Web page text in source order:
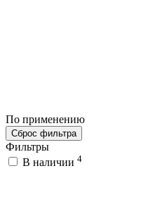
По применению
Сброс фильтра
Фильтры
В наличии 4